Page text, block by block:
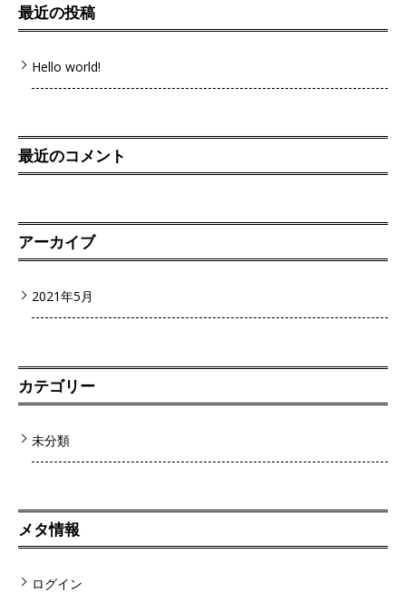
最近の投稿
Hello world!
最近のコメント
アーカイブ
2021年5月
カテゴリー
未分類
メタ情報
ログイン